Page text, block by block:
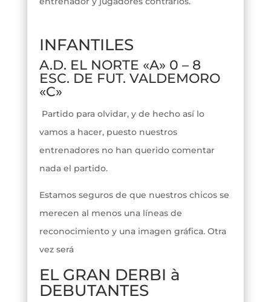
INFANTILES
A.D. EL NORTE «A» 0 – 8
ESC. DE FUT. VALDEMORO
«C»
Partido para olvidar, y de hecho así lo
vamos a hacer, puesto nuestros
entrenadores no han querido comentar
nada el partido.
Estamos seguros de que nuestros chicos se
merecen al menos una líneas de
reconocimiento y una imagen gráfica. Otra
vez será
EL GRAN DERBI à
DEBUTANTES